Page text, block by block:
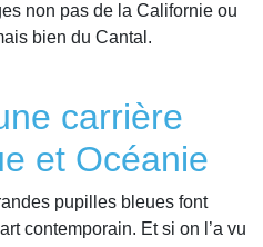
non pas de la Californie ou
bien du Cantal.
carrière
et Océanie
pupilles bleues font
contemporain. Et si on l’a vu